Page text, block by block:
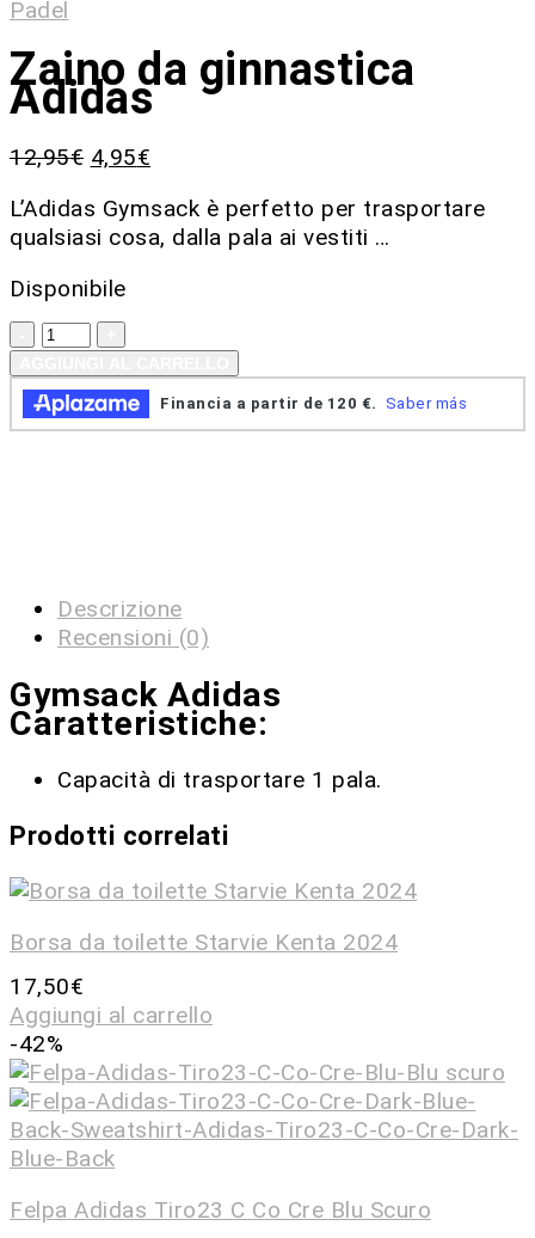
Padel
Zaino da ginnastica
Adidas
12,95€ 4,95€
L’Adidas Gymsack è perfetto per trasportare
qualsiasi cosa, dalla pala ai vestiti …
Disponibile
Descrizione
Recensioni (0)
Gymsack Adidas
Caratteristiche:
Capacità di trasportare 1 pala.
Prodotti correlati
Borsa da toilette Starvie Kenta 2024
17,50€
Aggiungi al carrello
-42%
Felpa Adidas Tiro23 C Co Cre Blu Scuro